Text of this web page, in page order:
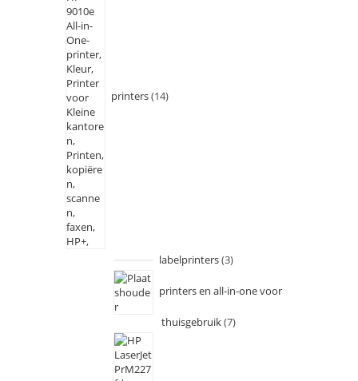
printers 14
labelprinters 3
printers en all-in-one voor
thuisgebruik 7